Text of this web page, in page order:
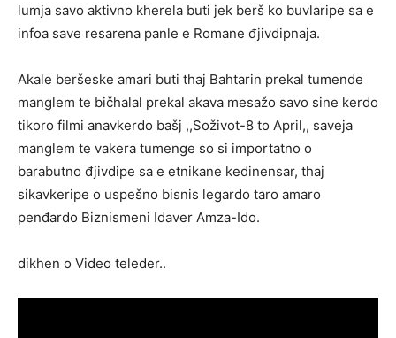
lumja savo aktivno kherela buti jek berš ko buvlaripe sa e
infoa save resarena panle e Romane đjivdipnaja.
Akale beršeske amari buti thaj Bahtarin prekal tumende
manglem te bičhalal prekal akava mesažo savo sine kerdo
tikoro filmi anavkerdo bašj ,,Soživot-8 to April,, saveja
manglem te vakera tumenge so si importatno o
barabutno đjivdipe sa e etnikane kedinensar, thaj
sikavkeripe o uspešno bisnis legardo taro amaro
penđardo Biznismeni Idaver Amza-Ido.
dikhen o Video teleder..